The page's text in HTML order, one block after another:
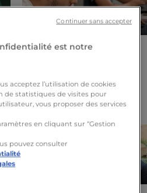
ACTUALITÉ
journée de collaboration
autour de l'intelligence
artificielle
est notre
acceptez l’utilisation de cookies
statistiques de visites pour
vous proposer des services
en cliquant sur “Gestion
pouvez consulter
Continuer sans accepter